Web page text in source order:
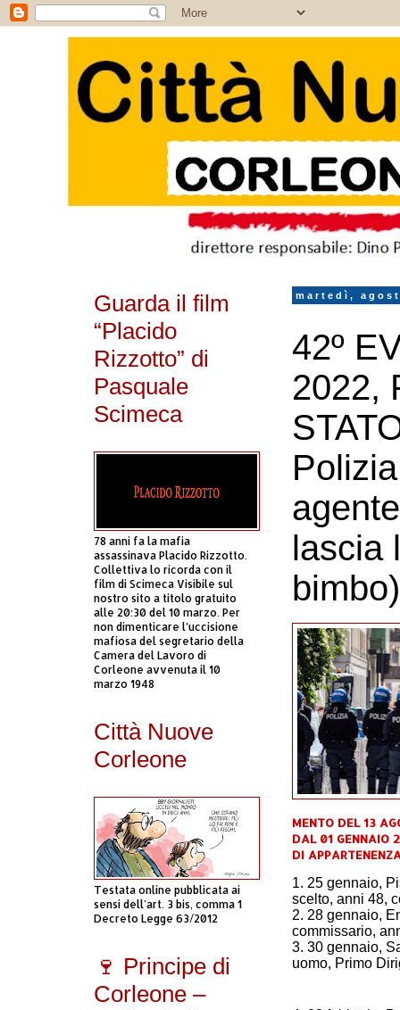
martedì,
42º
2022,
lascia
bimbo)
MENTO DEL 13
DAL 01 GENNAIO
DI
1. 25 gennaio,
scelto, anni 48,
2. 28 gennaio,
commissario,
3. 30 gennaio,
uomo, Primo
Guarda il film
“Placido
Rizzotto” di
Pasquale
Scimeca
78 anni fa la mafia
assassinava Placido Rizzotto.
Collettiva lo ricorda con il
film di Scimeca Visibile sul
nostro sito a titolo gratuito
alle 20:30 del 10 marzo. Per
non dimenticare l’uccisione
mafiosa del segretario della
Camera del Lavoro di
Corleone avvenuta il 10
marzo 1948
Città Nuove
Corleone
Testata online pubblicata ai
sensi dell'art. 3 bis, comma 1
Decreto Legge 63/2012
🍷 Principe di
Corleone –